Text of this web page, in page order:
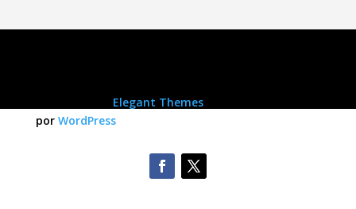
Elegant Themes| Energizado
por WordPress